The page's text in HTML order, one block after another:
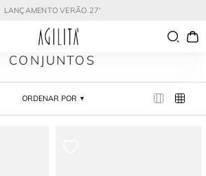
LANÇAMENTO VERÃO 27'
CONJUNTOS
ORDENAR POR